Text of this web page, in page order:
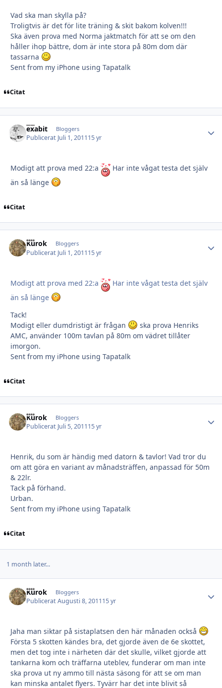
Vad ska man skylla på?
Troligtvis är det för lite träning & skit bakom kolven!!!
Ska även prova med Norma jaktmatch för att se om den
håller ihop bättre, dom är inte stora på 80m dom där
tassarna
Sent from my iPhone using Tapatalk
Citat
exabit Bloggers
Publicerat Juli 1, 201115 yr
Modigt att prova med 22:a
Har inte vågat testa det själv
än så länge
Citat
Kurok Bloggers
Publicerat Juli 1, 201115 yr
Modigt att prova med 22:a
Har inte vågat testa det själv
än så länge
Tack!
Modigt eller dumdristigt är frågan
ska prova Henriks
AMC, använder 100m tavlan på 80m om vädret tillåter
imorgon.
Sent from my iPhone using Tapatalk
Citat
Kurok Bloggers
Publicerat Juli 5, 201115 yr
Henrik, du som är händig med datorn & tavlor! Vad tror du
om att göra en variant av månadsträffen, anpassad för 50m
& 22lr.
Tack på förhand.
Urban.
Sent from my iPhone using Tapatalk
Citat
1 month later...
Kurok Bloggers
PubliceratAugusti 8, 201115 yr
Jaha man siktar på sistaplatsen den här månaden också
Första 5 skotten kändes bra, det gjorde även de 6e skottet,
men det tog inte i närheten där det skulle, vilket gjorde att
tankarna kom och träffarna uteblev, funderar om man inte
ska prova ut ny ammo till nästa säsong för att se om man
kan minska antalet flyers. Tyvärr har det inte blivit så